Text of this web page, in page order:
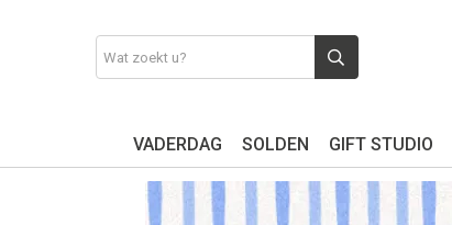
VADERDAG SOLDEN GIFT STUDIO